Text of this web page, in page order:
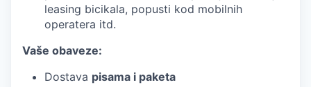
leasing bicikala, popusti kod mobilnih
operatera itd.
Vaše obaveze:
Dostava pisama i paketa